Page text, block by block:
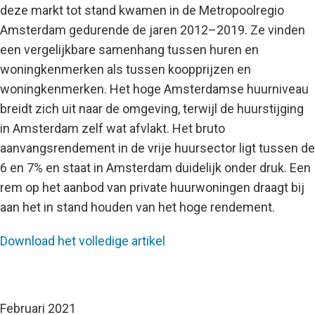
deze markt tot stand kwamen in de Metropoolregio
Amsterdam gedurende de jaren 2012–2019. Ze vinden
een vergelijkbare samenhang tussen huren en
woningkenmerken als tussen koopprijzen en
woningkenmerken. Het hoge Amsterdamse huurniveau
breidt zich uit naar de omgeving, terwijl de huurstijging
in Amsterdam zelf wat afvlakt. Het bruto
aanvangsrendement in de vrije huursector ligt tussen de
6 en 7% en staat in Amsterdam duidelijk onder druk. Een
rem op het aanbod van private huurwoningen draagt bij
aan het in stand houden van het hoge rendement.
Download het volledige artikel
Februari 2021